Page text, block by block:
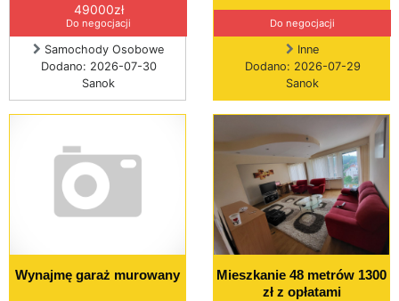
49000zł
Do negocjacji
Samochody Osobowe
Dodano: 2026-07-30
Sanok
Do negocjacji
Inne
Dodano: 2026-07-29
Sanok
Wynajmę garaż murowany
Mieszkanie 48 metrów 1300
zł z opłatami